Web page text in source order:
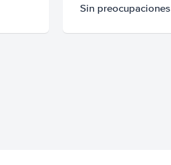
Sin preocupaciones